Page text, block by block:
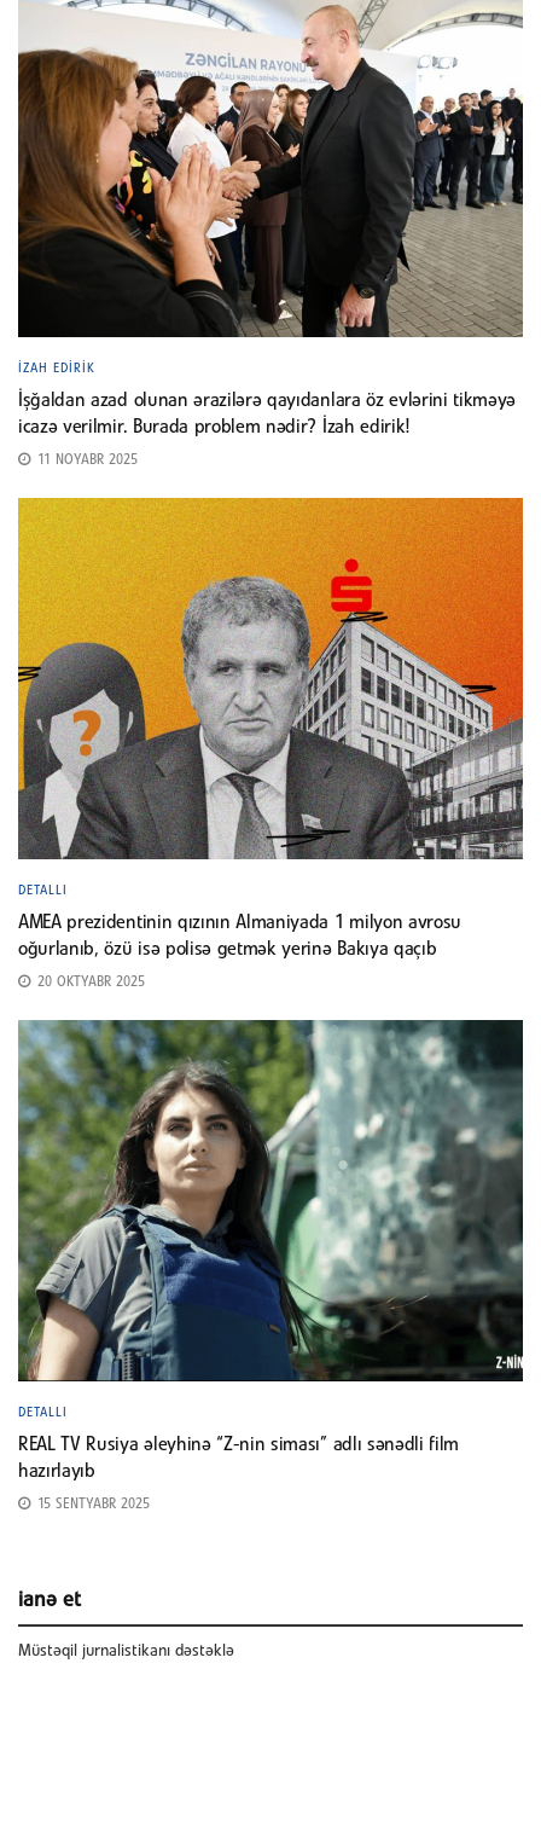
İZAH EDIRIK
İşğaldan azad olunan ərazilərə qayıdanlara öz evlərini tikməyə
icazə verilmir. Burada problem nədir? İzah edirik!
11 NOYABR 2025
DETALLI
AMEA prezidentinin qızının Almaniyada 1 milyon avrosu
oğurlanıb, özü isə polisə getmək yerinə Bakıya qaçıb
20 OKTYABR 2025
DETALLI
REAL TV Rusiya əleyhinə “Z-nin siması” adlı sənədli film
hazırlayıb
15 SENTYABR 2025
ianə et
Müstəqil jurnalistikanı dəstəklə